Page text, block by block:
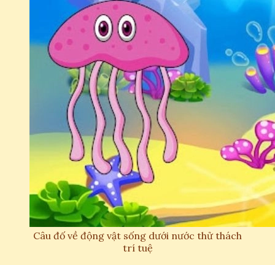
Câu đố về động vật sống dưới nước thử thách
trí tuệ